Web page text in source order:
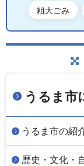
粗大ごみ
うるま市
うるま市の紹
歴史・文化・